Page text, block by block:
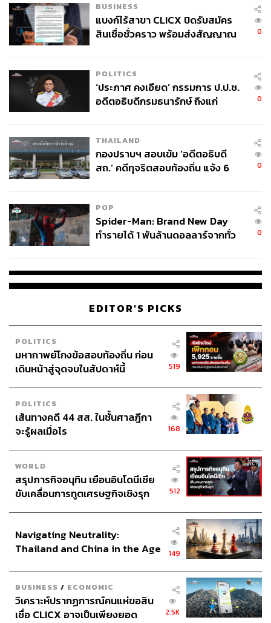
เพื่อเป็นการขยายผลการดำเนินงานด้านสิ่งแวดล้อม เนื่องใน
โตโยต้าจึงได้ริเริ่มโครงการ ‘โตโยต้า ครบรอบ 60 ปี ปลูกป่า
600,000 ต้น’ เพื่อเป็นอีกหนึ่งส่วนสำคัญในการช่วยดูดซับ
ก๊าซคาร์บอนไดออกไซด์
คู่กับสังคมไทย โตโยต้าได้ประกาศนโยบายที่จะมุ่งสู่ความ
เป็นกลางทางคาร์บอน และหนึ่งในกิจกรรมที่ฉลองการครบ
รอบ 60 ปี คือการปลูกป่า 600,000 ต้น เพื่อเป็นการดูดซับก๊าซ
คาร์บอนไดออกไซด์ โดยกลับมา Kick-off ที่จุดตั้งต้นอีกครั้งที่
BUSINESS
แบงก์ไร้สาขา CLICX ปิดรับสมัคร
สินเชื่อชั่วคราว พร้อมส่งสัญญาณ
0
POLITICS
‘ประภาศ คงเอียด’ กรรมการ ป.ป.ช.
อดีตอธิบดีกรมธนารักษ์ ถึงแก่
0
THAILAND
กองปราบฯ สอบเข้ม ‘อดีตอธิบดี
สถ.’ คดีทุจริตสอบท้องถิ่น แจ้ง 6
0
POP
Spider-Man: Brand New Day
ทำรายได้ 1 พันล้านดอลลาร์จากทั่ว
0
EDITOR'S PICKS
POLITICS
มหากาพย์โกงข้อสอบท้องถิ่น ก่อน
เดินหน้าสู่จุดจบในสัปดาห์นี้
519
POLITICS
เส้นทางคดี 44 สส. ในชั้นศาลฎีกา
จะรู้ผลเมื่อไร
168
WORLD
สรุปภารกิจอนุทิน เยือนอินโดนีเซีย
ขับเคลื่อนการทูตเศรษฐกิจเชิงรุก
512
Navigating Neutrality:
Thailand and China in the Age
149
BUSINESS / ECONOMIC
วิเคราะห์ปรากฏการณ์คนแห่ขอสิน
เชื่อ CLICX อาจเป็นเพียงยอด
2.5K